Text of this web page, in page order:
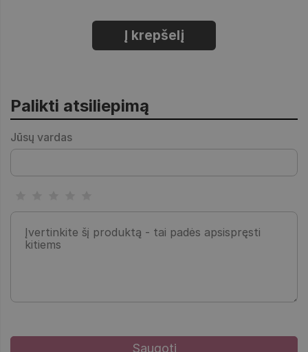
Į krepšelį
Palikti atsiliepimą
Jūsų vardas